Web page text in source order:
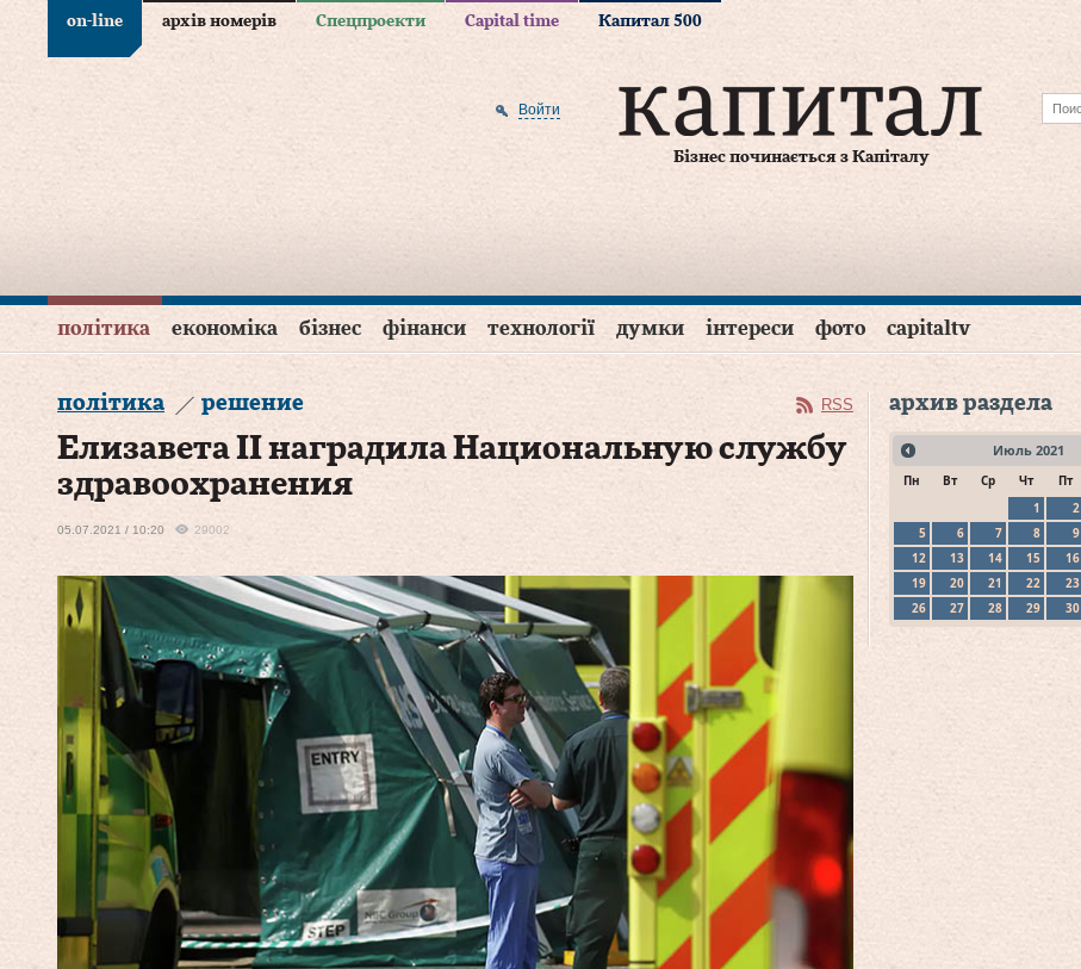
on-line архів номерів Спецпроекти Capital time Капитал 500
Бізнес починається з Капіталу
Войти
політика економіка бізнес фінанси технології думки інтереси фото capitaltv
політика решение RSS
Елизавета II наградила Национальную службу
здравоохранения
05.07.2021 / 10:20 29002
архив раздела
Июль 2021
Пн Вт Ср Чт Пт
1
2
5
6 7 8 9
12
13 14 15 16
19
20 21 22 23
26
27 28 29 30